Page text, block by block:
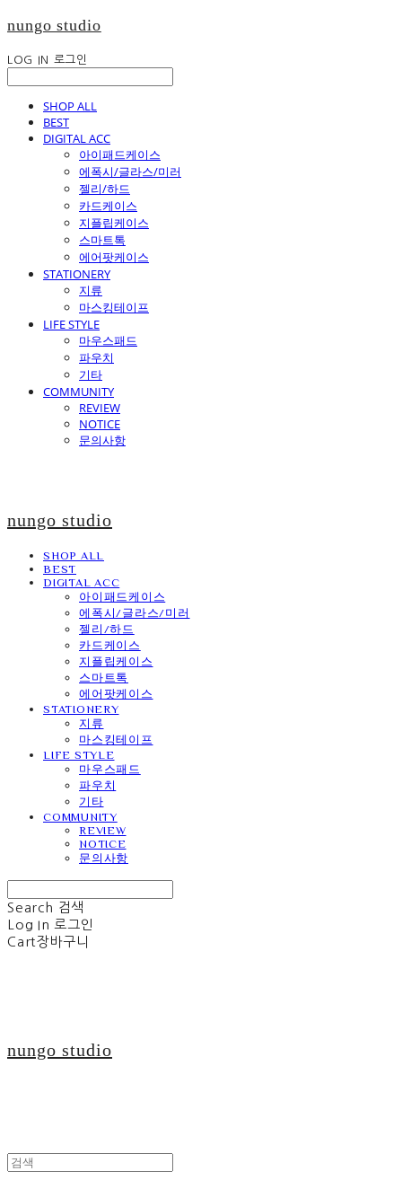
nungo studio
LOG IN 로그인
SHOP ALL
BEST
DIGITAL ACC
아이패드케이스
에폭시/글라스/미러
젤리/하드
카드케이스
지플립케이스
스마트톡
에어팟케이스
STATIONERY
지류
마스킹테이프
LIFE STYLE
마우스패드
파우치
기타
COMMUNITY
REVIEW
NOTICE
문의사항
nungo studio
SHOP ALL
BEST
DIGITAL ACC
아이패드케이스
에폭시/글라스/미러
젤리/하드
카드케이스
지플립케이스
스마트톡
에어팟케이스
STATIONERY
지류
마스킹테이프
LIFE STYLE
마우스패드
파우치
기타
COMMUNITY
REVIEW
NOTICE
문의사항
Search 검색
Log In 로그인
Cart장바구니
nungo studio